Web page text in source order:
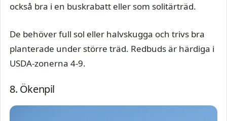
också bra i en buskrabatt eller som solitärträd.
De behöver full sol eller halvskugga och trivs bra
planterade under större träd. Redbuds är härdiga i
USDA-zonerna 4-9.
8. Ökenpil